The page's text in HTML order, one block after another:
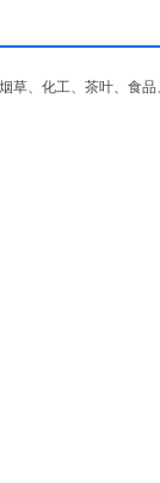
草、化工、茶叶、食品